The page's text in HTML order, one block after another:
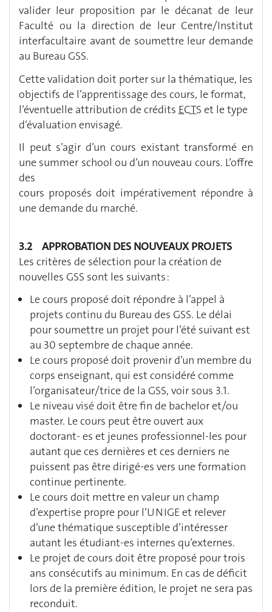
valider leur proposition par le décanat de leur
Faculté ou la direction de leur Centre/Institut
interfacultaire avant de soumettre leur demande
au Bureau GSS.
Cette validation doit porter sur la thématique, les
objectifs de l’apprentissage des cours, le format,
l’éventuelle attribution de crédits ECTS et le type
d’évaluation envisagé.
Il peut s’agir d’un cours existant transformé en
une summer school ou d’un nouveau cours. L’offre
des
cours proposés doit impérativement répondre à
une demande du marché.
3.2 APPROBATION DES NOUVEAUX PROJETS
Les critères de sélection pour la création de
nouvelles GSS sont les suivants :
Le cours proposé doit répondre à l’appel à
projets continu du Bureau des GSS. Le délai
pour soumettre un projet pour l’été suivant est
au 30 septembre de chaque année.
Le cours proposé doit provenir d’un membre du
corps enseignant, qui est considéré comme
l’organisateur/trice de la GSS, voir sous 3.1.
Le niveau visé doit être fin de bachelor et/ou
master. Le cours peut être ouvert aux
doctorant- es et jeunes professionnel-les pour
autant que ces dernières et ces derniers ne
puissent pas être dirigé-es vers une formation
continue pertinente.
Le cours doit mettre en valeur un champ
d’expertise propre pour l’UNIGE et relever
d’une thématique susceptible d’intéresser
autant les étudiant-es internes qu’externes.
Le projet de cours doit être proposé pour trois
ans consécutifs au minimum. En cas de déficit
lors de la première édition, le projet ne sera pas
reconduit.